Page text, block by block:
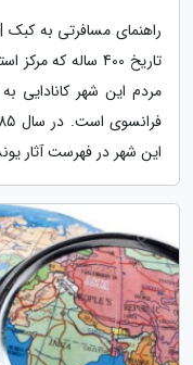
تاریخ 400 ساله که
مردم این شهر کانادایی
این شهر در فهرست آثار